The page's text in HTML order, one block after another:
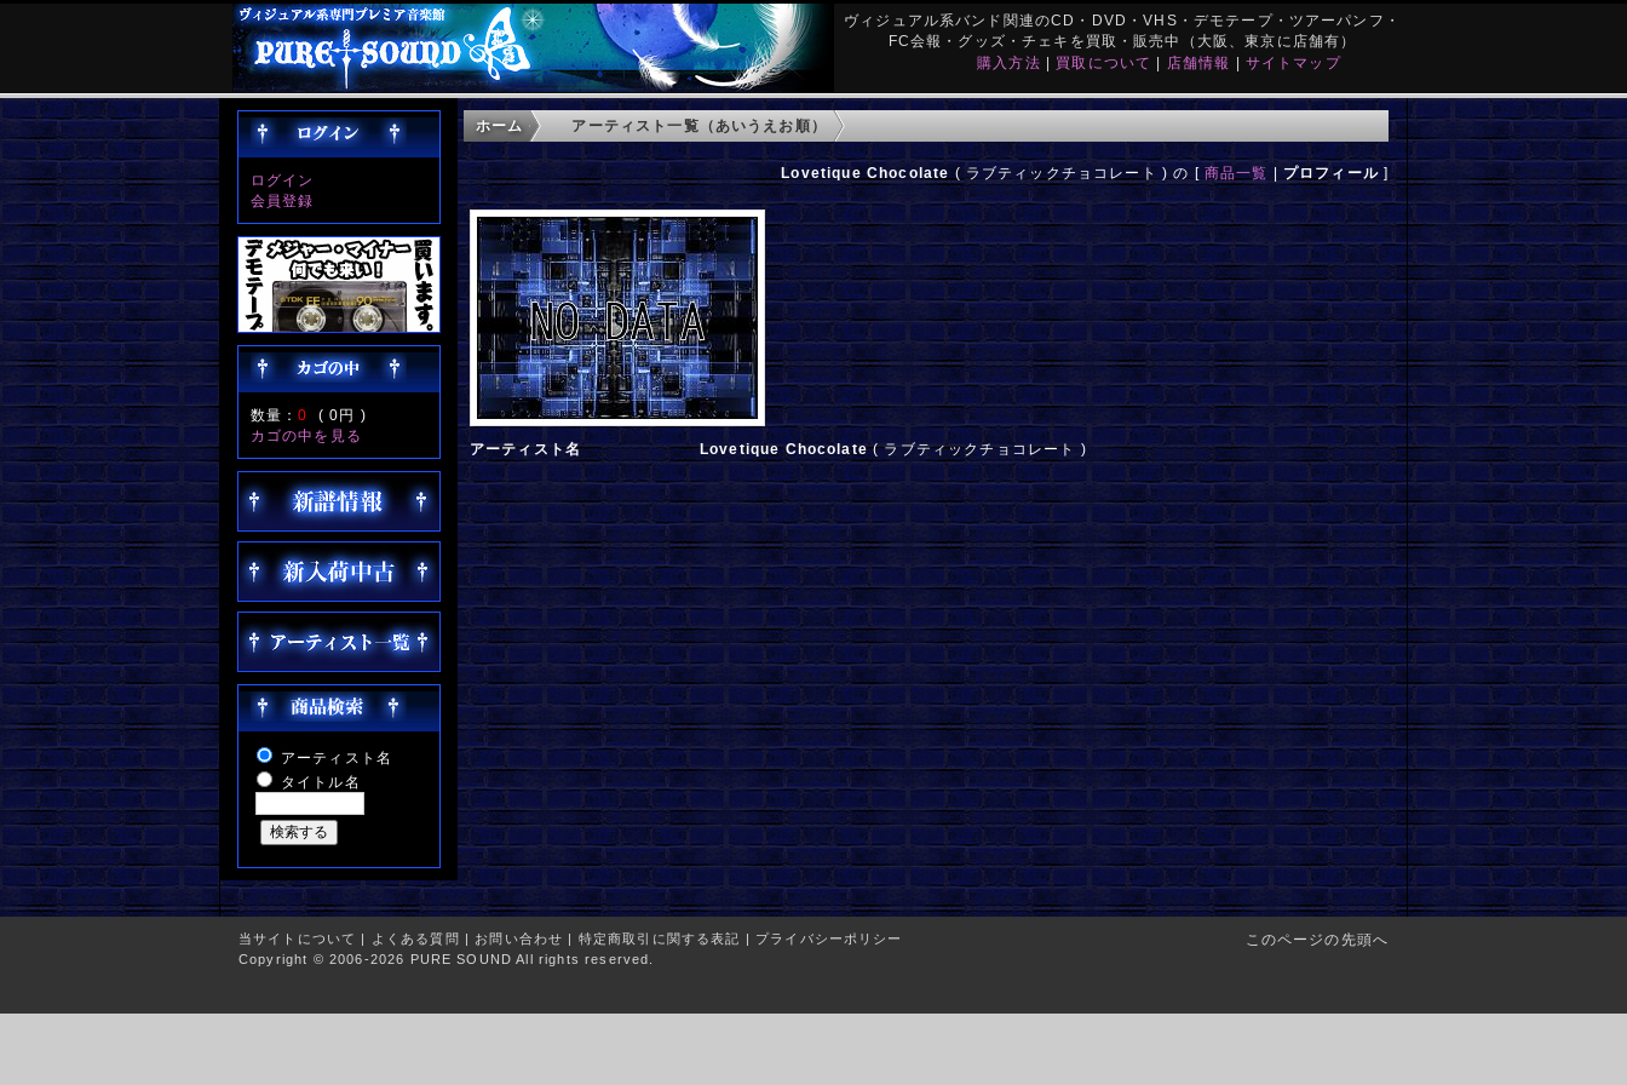
ヴィジュアル系バンド関連のCD・DVD・VHS・デモテープ・ツアーパンフ・
FC会報・グッズ・チェキを買取・販売中（大阪、東京に店舗有）
購入方法 | 買取について | 店舗情報 | サイトマップ
ログイン
会員登録
数量：0 (0円 )
カゴの中を見る
アーティスト名
タイトル名
ホーム アーティスト一覧（あいうえお順）
Lovetique Chocolate ( ラブティックチョコレート ) の [ 商品一覧 | プロフィール]
アーティスト名 Lovetique Chocolate( ラブティックチョコレート )
このページの先頭へ
当サイトについて | よくある質問 | お問い合わせ | 特定商取引に関する表記 | プライバシーポリシー
Copyright © 2006-2026 PURE SOUND All rights reserved.